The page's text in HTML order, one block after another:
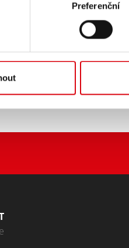
Preferenční
napájecí baterie.
POTVRDIT ZADÁNÍ >